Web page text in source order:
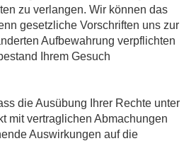
zu verlangen. Wir können das
gesetzliche Vorschriften uns zur
Aufbewahrung verpflichten
Ihrem Gesuch
die Ausübung Ihrer Rechte unter
mit vertraglichen Abmachungen
Auswirkungen auf die